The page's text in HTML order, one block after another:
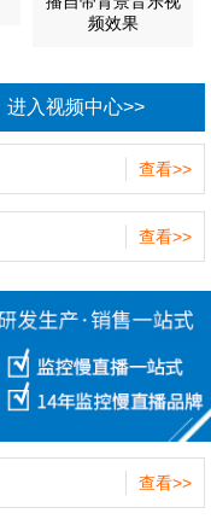
频效果
进入视频中心>>
查看>>
查看>>
查看>>